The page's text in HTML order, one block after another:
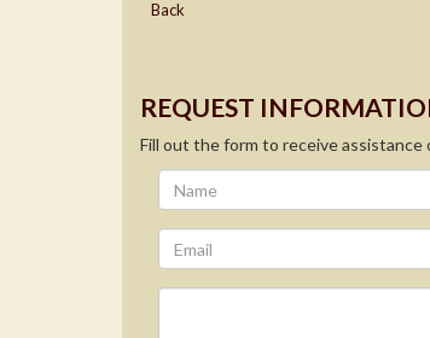
Back
REQUEST
Fill out the form to receive